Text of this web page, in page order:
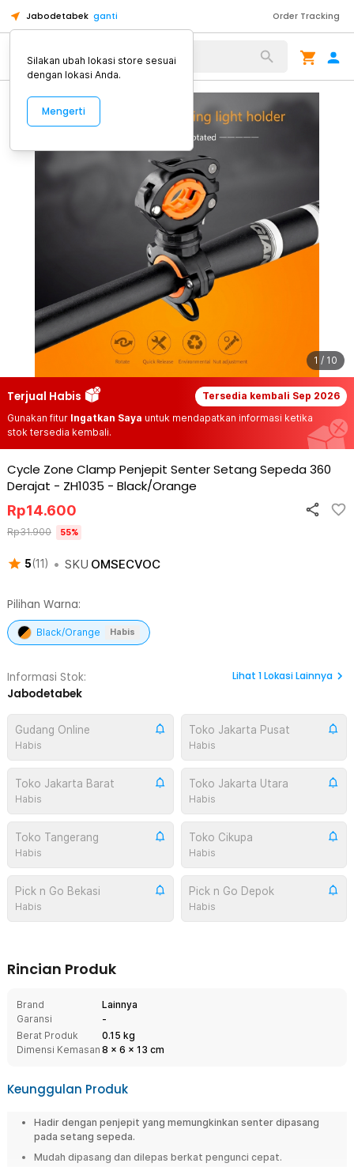
Jabodetabek ganti Order Tracking
Alat Kopi
1 / 10
Terjual Habis Tersedia kembali Sep 2026
Gunakan fitur Ingatkan Saya untuk mendapatkan informasi ketika
stok tersedia kembali.
Cycle Zone Clamp Penjepit Senter Setang Sepeda 360
Derajat - ZH1035 - Black/Orange
5(11) • SKU OMSECVOC
Rp14.600
Rp31.900 55%
Pilihan Warna:
Black/Orange Habis
Informasi Stok:
Jabodetabek
Lihat 1Lokasi Lainnya
Gudang Online
Habis
Toko Jakarta Pusat
Habis
Toko Jakarta Barat
Habis
Toko Jakarta Utara
Habis
Toko Tangerang
Habis
Toko Cikupa
Habis
Pick n Go Bekasi
Habis
Pick n Go Depok
Habis
Rincian Produk
Brand
Lainnya
Garansi
-
Berat Produk
0.15 kg
Dimensi Kemasan 8 x 6 x 13 cm
Keunggulan Produk
Hadir dengan penjepit yang memungkinkan senter dipasang
pada setang sepeda.
Mudah dipasang dan dilepas berkat pengunci cepat.
Silakan ubah lokasi store sesuai
dengan lokasi Anda.
Mengerti